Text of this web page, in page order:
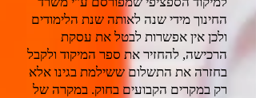
החינוך מידי שנה לאותה שנת הלימודים
ולכן אין אפשרות לבטל את עסקת
הרכישה, להחזיר את ספר המיקוד ולקבל
בחזרה את התשלום ששילמת בגינו אלא
רק במקרים הקבועים בחוק. במקרה של